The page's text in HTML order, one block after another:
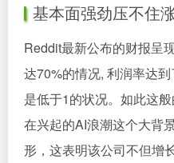
基本面强劲压不住
Reddit最新公布的财报呈
达70%的情况, 利润率达
是低于1的状况。如此这
在兴起的AI浪潮这个大背
形，这表明该公司不但增